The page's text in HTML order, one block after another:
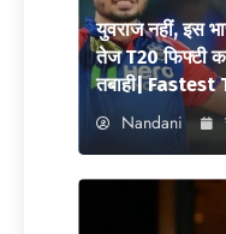
युवराज नहीं, इस
तेज T20 फिफ्टी का
तबाही|
Nandani